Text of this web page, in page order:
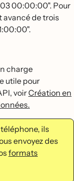
00:00:00". Pour
avancé de trois
charge
utile pour
voirCréation en
ils
envoyez des
formats